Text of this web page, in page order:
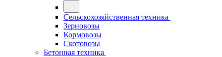
Сельскохозяйственная техника
Зерновозы
Кормовозы
Скотовозы
Бетонная техника